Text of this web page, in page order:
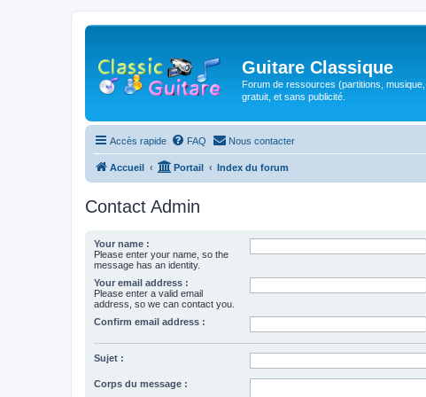
Guitare Classique
Forum de ressources (partitions,
gratuit, et sans publicité.
Accès rapide FAQ Nous contacter
Accueil Portail Index du forum
Contact Admin
Your name :
Please enter your name, so the
message has an identity.
Your email address :
Please enter a valid email
address, so we can contact you.
Confirm email address :
Sujet :
Corps du message :